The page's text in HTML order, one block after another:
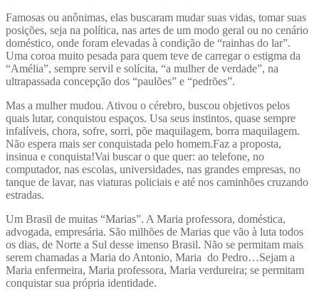
Famosas ou anônimas, elas buscaram mudar suas vidas, tomar suas
posições, seja na política, nas artes de um modo geral ou no cenário
doméstico, onde foram elevadas à condição de “rainhas do lar”.
Uma coroa muito pesada para quem teve de carregar o estigma da
“Amélia”, sempre servil e solícita, “a mulher de verdade”, na
ultrapassada concepção dos “paulões” e “pedrões”.
Mas a mulher mudou. Ativou o cérebro, buscou objetivos pelos
quais lutar, conquistou espaços. Usa seus instintos, quase sempre
infalíveis, chora, sofre, sorri, põe maquilagem, borra maquilagem.
Não espera mais ser conquistada pelo homem.Faz a proposta,
insinua e conquista!Vai buscar o que quer: ao telefone, no
computador, nas escolas, universidades, nas grandes empresas, no
tanque de lavar, nas viaturas policiais e até nos caminhões cruzando
estradas.
Um Brasil de muitas “Marias”. A Maria professora, doméstica,
advogada, empresária. São milhões de Marias que vão à luta todos
os dias, de Norte a Sul desse imenso Brasil. Não se permitam mais
serem chamadas a Maria do Antonio, Maria do Pedro…Sejam a
Maria enfermeira, Maria professora, Maria verdureira; se permitam
conquistar sua própria identidade.